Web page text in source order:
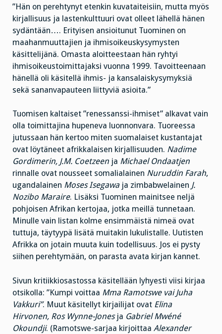
”Hän on perehtynyt etenkin kuvataiteisiin, mutta myös
kirjallisuus ja lastenkulttuuri ovat olleet lähellä hänen
sydäntään…. Erityisen ansioitunut Tuominen on
maahanmuuttajien ja ihmisoikeuskysymysten
käsittelijänä. Omasta aloitteestaan hän ryhtyi
ihmisoikeustoimittajaksi vuonna 1999. Tavoitteenaan
hänellä oli käsitellä ihmis- ja kansalaiskysymyksiä
sekä sananvapauteen liittyviä asioita.”
Tuomisen kaltaiset ”renessanssi-ihmiset” alkavat vain
olla toimittajina hupeneva luonnonvara. Tuoreessa
jutussaan hän kertoo miten suomalaiset kustantajat
ovat löytäneet afrikkalaisen kirjallisuuden. Nadime
Gordimerin, J.M. Coetzeen ja Michael Ondaatjen
rinnalle ovat nousseet somalialainen Nuruddin Farah,
ugandalainen Moses Isegawa ja zimbabwelainen J.
Nozibo Maraire. Lisäksi Tuominen mainitsee neljä
pohjoisen Afrikan kertojaa, jotka meillä tunnetaan.
Minulle vain listan kolme ensimmäistä nimeä ovat
tuttuja, täytyypä lisätä muitakin lukulistalle. Uutisten
Afrikka on jotain muuta kuin todellisuus. Jos ei pysty
siihen perehtymään, on parasta avata kirjan kannet.
Sivun kritiikkiosastossa käsitellään lyhyesti viisi kirjaa
otsikolla: ”Kumpi voittaa Mma Ramotswe vai Juha
Vakkuri”. Muut käsitellyt kirjailijat ovat Elina
Hirvonen, Ros Wynne-Jonesja Gabriel Mwéné
Okoundji. (Ramotswe-sarjaa kirjoittaa Alexander